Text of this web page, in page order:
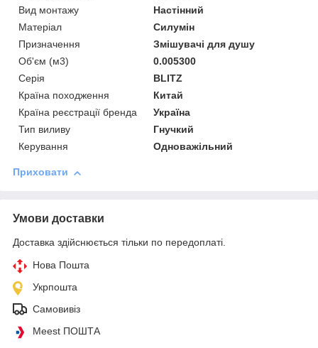
Вид монтажу
Настінний
Матеріал
Силумін
Призначення
Змішувачі для душу
Об'єм (м3)
0.005300
Серія
BLITZ
Країна походження
Китай
Країна реєстрації бренда
Україна
Тип виливу
Гнучкий
Керування
Одноважільний
Приховати
Умови доставки
Доставка здійснюється тільки по передоплаті.
Нова Пошта
Укрпошта
Самовивіз
Meest ПОШТА